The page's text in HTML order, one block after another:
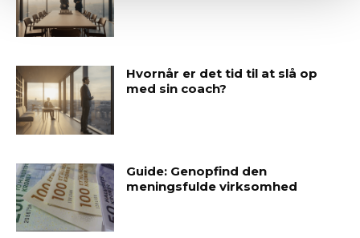
Hvornår er det tid til at slå op
med sin coach?
Guide: Genopfind den
meningsfulde virksomhed